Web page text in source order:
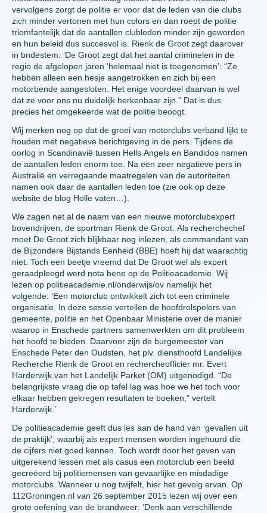
vervolgens zorgt de politie er voor dat de leden van die clubs
zich minder vertonen met hun colors en dan roept de politie
triomfantelijk dat de aantallen clubleden minder zijn geworden
en hun beleid dus succesvol is. Rienk de Groot zegt daarover
in bndestem: ‘De Groot zegt dat het aantal criminelen in de
regio de afgelopen jaren ‘helemaal niet is toegenomen’: “Ze
hebben alleen een hesje aangetrokken en zich bij een
motorbende aangesloten. Het enige voordeel daarvan is wel
dat ze voor ons nu duidelijk herkenbaar zijn.” Dat is dus
precies het omgekeerde wat de politie beoogt.
Wij merken nog op dat de groei van motorclubs verband lijkt te
houden met negatieve berichtgeving in de pers. Tijdens de
oorlog in Scandinavië tussen Hells Angels en Bandidos namen
de aantallen leden enorm toe. Na een zeer negatieve pers in
Australië en verregaande maatregelen van de autoriteiten
namen ook daar de aantallen leden toe (zie ook op deze
website de blog Holle vaten…).
We zagen net al de naam van een nieuwe motorclubexpert
bovendrijven; de sportman Rienk de Groot. Als recherchechef
moet De Groot zich blijkbaar nog inlezen, als commandant van
de Bijzondere Bijstands Eenheid (BBE) hoeft hij dat waarachtig
niet. Toch een beetje vreemd dat De Groot wel als expert
geraadpleegd werd nota bene op de Politieacademie. Wij
lezen op politieacademie.nl/onderwijs/ov namelijk het
volgende: ‘Een motorclub ontwikkelt zich tot een criminele
organisatie. In deze sessie vertellen de hoofdrolspelers van
gemeente, politie en het Openbaar Ministerie over de manier
waarop in Enschede partners samenwerkten om dit probleem
het hoofd te bieden. Daarvoor zijn de burgemeester van
Enschede Peter den Oudsten, het plv. diensthoofd Landelijke
Recherche Rienk de Groot en rechercheofficier mr. Evert
Harderwijk van het Landelijk Parket (OM) uitgenodigd. “De
belangrijkste vraag die op tafel lag was hoe we het toch voor
elkaar hebben gekregen resultaten te boeken,” vertelt
Harderwijk.’
De politieacademie geeft dus les aan de hand van ‘gevallen uit
de praktijk’, waarbij als expert mensen worden ingehuurd die
de cijfers niet goed kennen. Toch wordt door het geven van
uitgerekend lessen met als casus een motorclub een beeld
gecreëerd bij politiemensen van gevaarlijke en misdadige
motorclubs. Wanneer u nog twijfelt, hier het gevolg ervan. Op
112Groningen.nl van 26 september 2015 lezen wij over een
grote oefening van de brandweer: ‘Denk aan verschillende